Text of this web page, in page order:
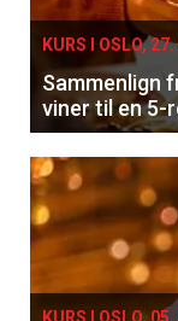
Få
Vi tilbyr
kan fritt
tilsendt.
KURS I OSLO,
Sammenlign
viner til en 5-